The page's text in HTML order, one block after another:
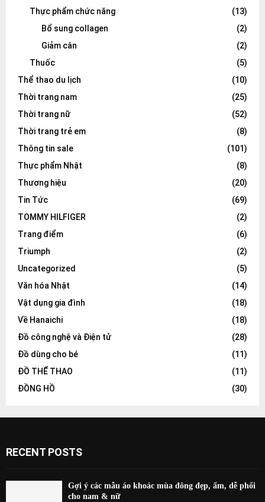
Thực phẩm chức năng
(13)
Bổ sung collagen
(2)
Giảm cân
(2)
Thuốc
(5)
Thể thao du lịch
(10)
Thời trang nam
(25)
Thời trang nữ
(52)
Thời trang trẻ em
(8)
Thông tin sale
(101)
Thực phẩm Nhật
(8)
Thương hiệu
(20)
Tin Tức
(69)
TOMMY HILFIGER
(2)
Trang điểm
(6)
Triumph
(2)
Uncategorized
(5)
Văn hóa Nhật
(14)
Vật dụng gia đình
(18)
Về Hanaichi
(18)
Đồ công nghệ và Điện tử
(28)
Đồ dùng cho bé
(11)
ĐỒ THỂ THAO
(11)
ĐỒNG HỒ
(30)
RECENT POSTS
Gợi ý các mẫu áo khoác mùa đông đẹp, ấm, dễ phối
cho nam & nữ